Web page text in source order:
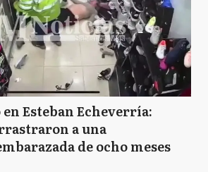
Esteban Echeverría:
a una
de ocho meses